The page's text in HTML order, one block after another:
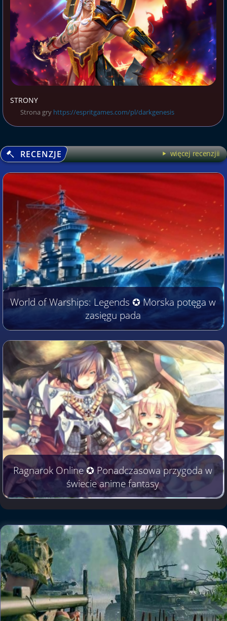
STRONY
Strona gry https://espritgames.com/pl/darkgenesis
RECENZJE więcej recenzjii
World of Warships: Legends ✪ Morska potęga w
zasięgu pada
Ragnarok Online ✪ Ponadczasowa przygoda w
świecie anime fantasy